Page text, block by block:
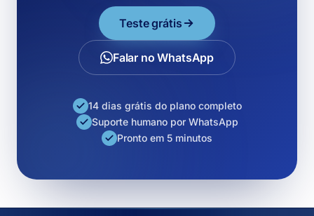
Teste grátis
Falar no WhatsApp
14 dias grátis do plano completo
Suporte humano por WhatsApp
Pronto em 5 minutos